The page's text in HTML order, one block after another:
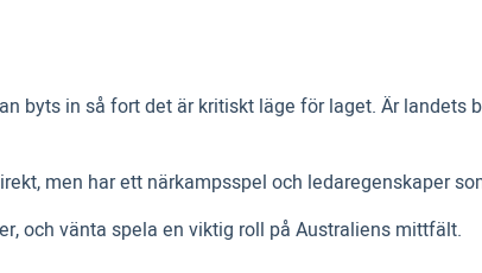
byts in så fort det är kritiskt läge för laget. Är
men har ett närkampsspel och ledaregenskaper
och vänta spela en viktig roll på Australiens mittfält.